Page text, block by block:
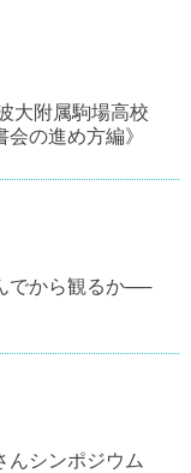
大附属駒場高校
の進め方編》
でから観るか──
んシンポジウム